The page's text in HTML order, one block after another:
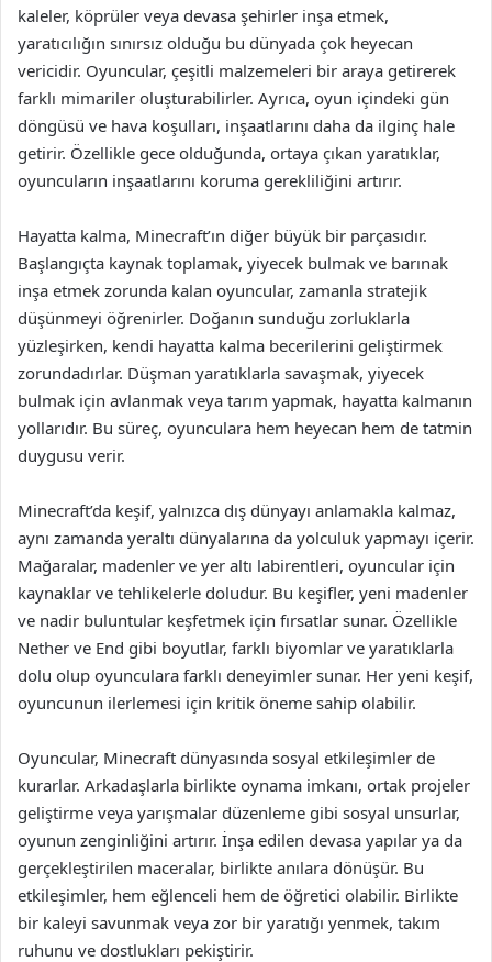
kaleler, köprüler veya devasa şehirler inşa etmek,
yaratıcılığın sınırsız olduğu bu dünyada çok heyecan
vericidir. Oyuncular, çeşitli malzemeleri bir araya getirerek
farklı mimariler oluşturabilirler. Ayrıca, oyun içindeki gün
döngüsü ve hava koşulları, inşaatlarını daha da ilginç hale
getirir. Özellikle gece olduğunda, ortaya çıkan yaratıklar,
oyuncuların inşaatlarını koruma gerekliliğini artırır.
Hayatta kalma, Minecraft’ın diğer büyük bir parçasıdır.
Başlangıçta kaynak toplamak, yiyecek bulmak ve barınak
inşa etmek zorunda kalan oyuncular, zamanla stratejik
düşünmeyi öğrenirler. Doğanın sunduğu zorluklarla
yüzleşirken, kendi hayatta kalma becerilerini geliştirmek
zorundadırlar. Düşman yaratıklarla savaşmak, yiyecek
bulmak için avlanmak veya tarım yapmak, hayatta kalmanın
yollarıdır. Bu süreç, oyunculara hem heyecan hem de tatmin
duygusu verir.
Minecraft’da keşif, yalnızca dış dünyayı anlamakla kalmaz,
aynı zamanda yeraltı dünyalarına da yolculuk yapmayı içerir.
Mağaralar, madenler ve yer altı labirentleri, oyuncular için
kaynaklar ve tehlikelerle doludur. Bu keşifler, yeni madenler
ve nadir buluntular keşfetmek için fırsatlar sunar. Özellikle
Nether ve End gibi boyutlar, farklı biyomlar ve yaratıklarla
dolu olup oyunculara farklı deneyimler sunar. Her yeni keşif,
oyuncunun ilerlemesi için kritik öneme sahip olabilir.
Oyuncular, Minecraft dünyasında sosyal etkileşimler de
kurarlar. Arkadaşlarla birlikte oynama imkanı, ortak projeler
geliştirme veya yarışmalar düzenleme gibi sosyal unsurlar,
oyunun zenginliğini artırır. İnşa edilen devasa yapılar ya da
gerçekleştirilen maceralar, birlikte anılara dönüşür. Bu
etkileşimler, hem eğlenceli hem de öğretici olabilir. Birlikte
bir kaleyi savunmak veya zor bir yaratığı yenmek, takım
ruhunu ve dostlukları pekiştirir.